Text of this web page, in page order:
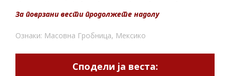
За поврзани вести продолжете надолу
Ознаки: Масовна Гробница, Мексико
Сподели ја веста: